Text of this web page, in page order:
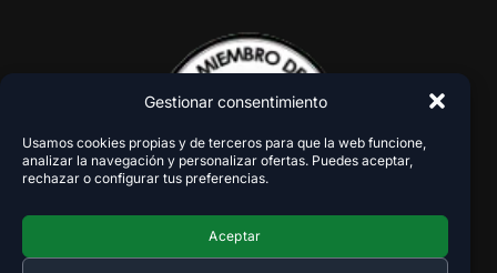
Gestionar consentimiento
Usamos cookies propias y de terceros para que la web funcione,
analizar la navegación y personalizar ofertas. Puedes aceptar,
rechazar o configurar tus preferencias.
Aceptar